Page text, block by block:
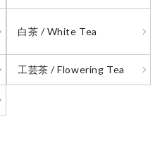
白茶 / White Tea
工芸茶 / Flowering Tea